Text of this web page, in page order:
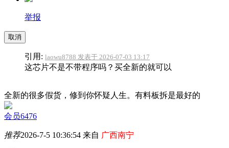
举报
取消
引用: laowu8788 发表于 2026-07-03 13:17
这芯片不是不带程序吗？买全新的就可以
全新的很多假货，修到你怀疑人生。有料板拆是最好的
会员6476
推荐2026-7-5 10:36:54 来自 广西南宁